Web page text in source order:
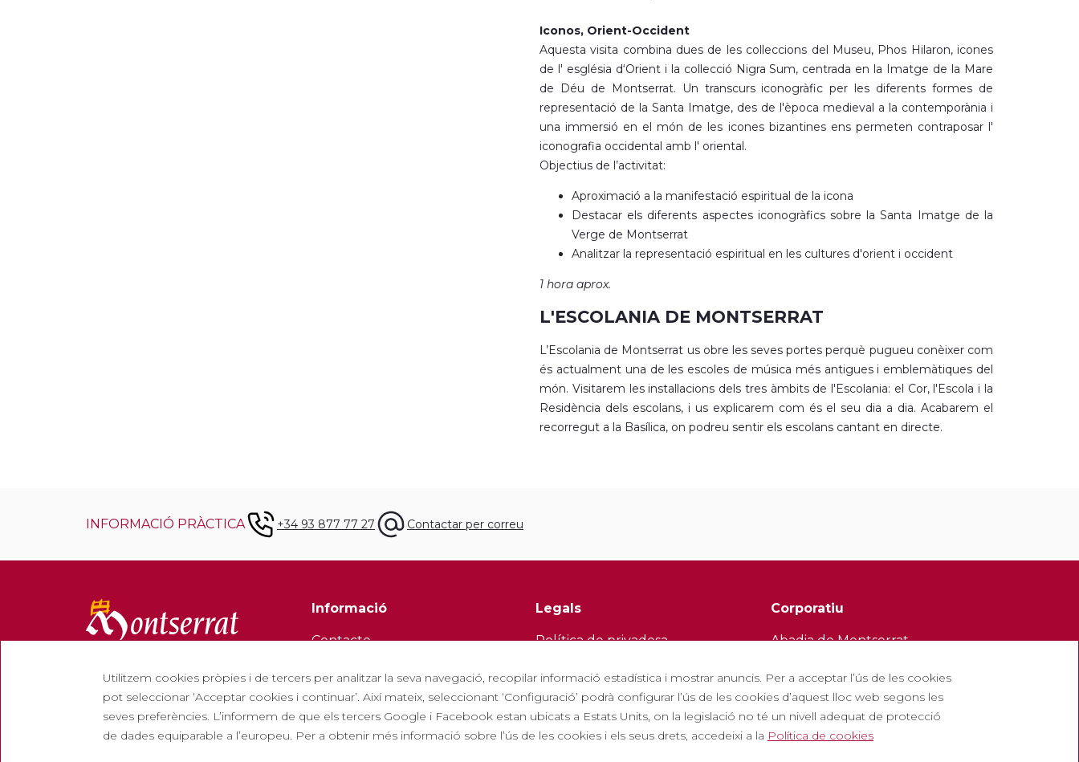
Iconos, Orient-Occident
Aquesta visita combina dues de les col·leccions del Museu, Phos Hilaron, icones
de l' església d‘Orient i la col·lecció Nigra Sum, centrada en la Imatge de la Mare
de Déu de Montserrat. Un transcurs iconogràfic per les diferents formes de
representació de la Santa Imatge, des de l'època medieval a la contemporània i
una immersió en el món de les icones bizantines ens permeten contraposar l'
iconografia occidental amb l' oriental.
Objectius de l’activitat:
Aproximació a la manifestació espiritual de la icona
Destacar els diferents aspectes iconogràfics sobre la Santa Imatge de la
Verge de Montserrat
Analitzar la representació espiritual en les cultures d'orient i occident
1 hora aprox.
L'ESCOLANIA DE MONTSERRAT
L’Escolania de Montserrat us obre les seves portes perquè pugueu conèixer com
és actualment una de les escoles de música més antigues i emblemàtiques del
món. Visitarem les instal·lacions dels tres àmbits de l'Escolania: el Cor, l'Escola i la
Residència dels escolans, i us explicarem com és el seu dia a dia. Acabarem el
recorregut a la Basílica, on podreu sentir els escolans cantant en directe.
INFORMACIÓ PRÀCTICA +34 93 877 77 27 Contactar per correu
Informació
Contacte
Treballa amb nosaltres
Preguntes freqüents
Entrada turística
Legals
Política de privadesa
Política de Xarxes Socials
Canal de denúncies
Avís legal
Corporatiu
Abadia de Montserrat
Museu de Montserrat
Utilitzem cookies pròpies i de tercers per analitzar la seva navegació, recopilar informació estadística i mostrar anuncis. Per a acceptar l’ús de les cookies
pot seleccionar ‘Acceptar cookies i continuar’. Així mateix, seleccionant ‘Configuració’ podrà configurar l’ús de les cookies d’aquest lloc web segons les
seves preferències. L’informem de que els tercers Google i Facebook estan ubicats a Estats Units, on la legislació no té un nivell adequat de protecció
de dades equiparable a l’europeu. Per a obtenir més informació sobre l’ús de les cookies i els seus drets, accedeixi a la Política de cookies